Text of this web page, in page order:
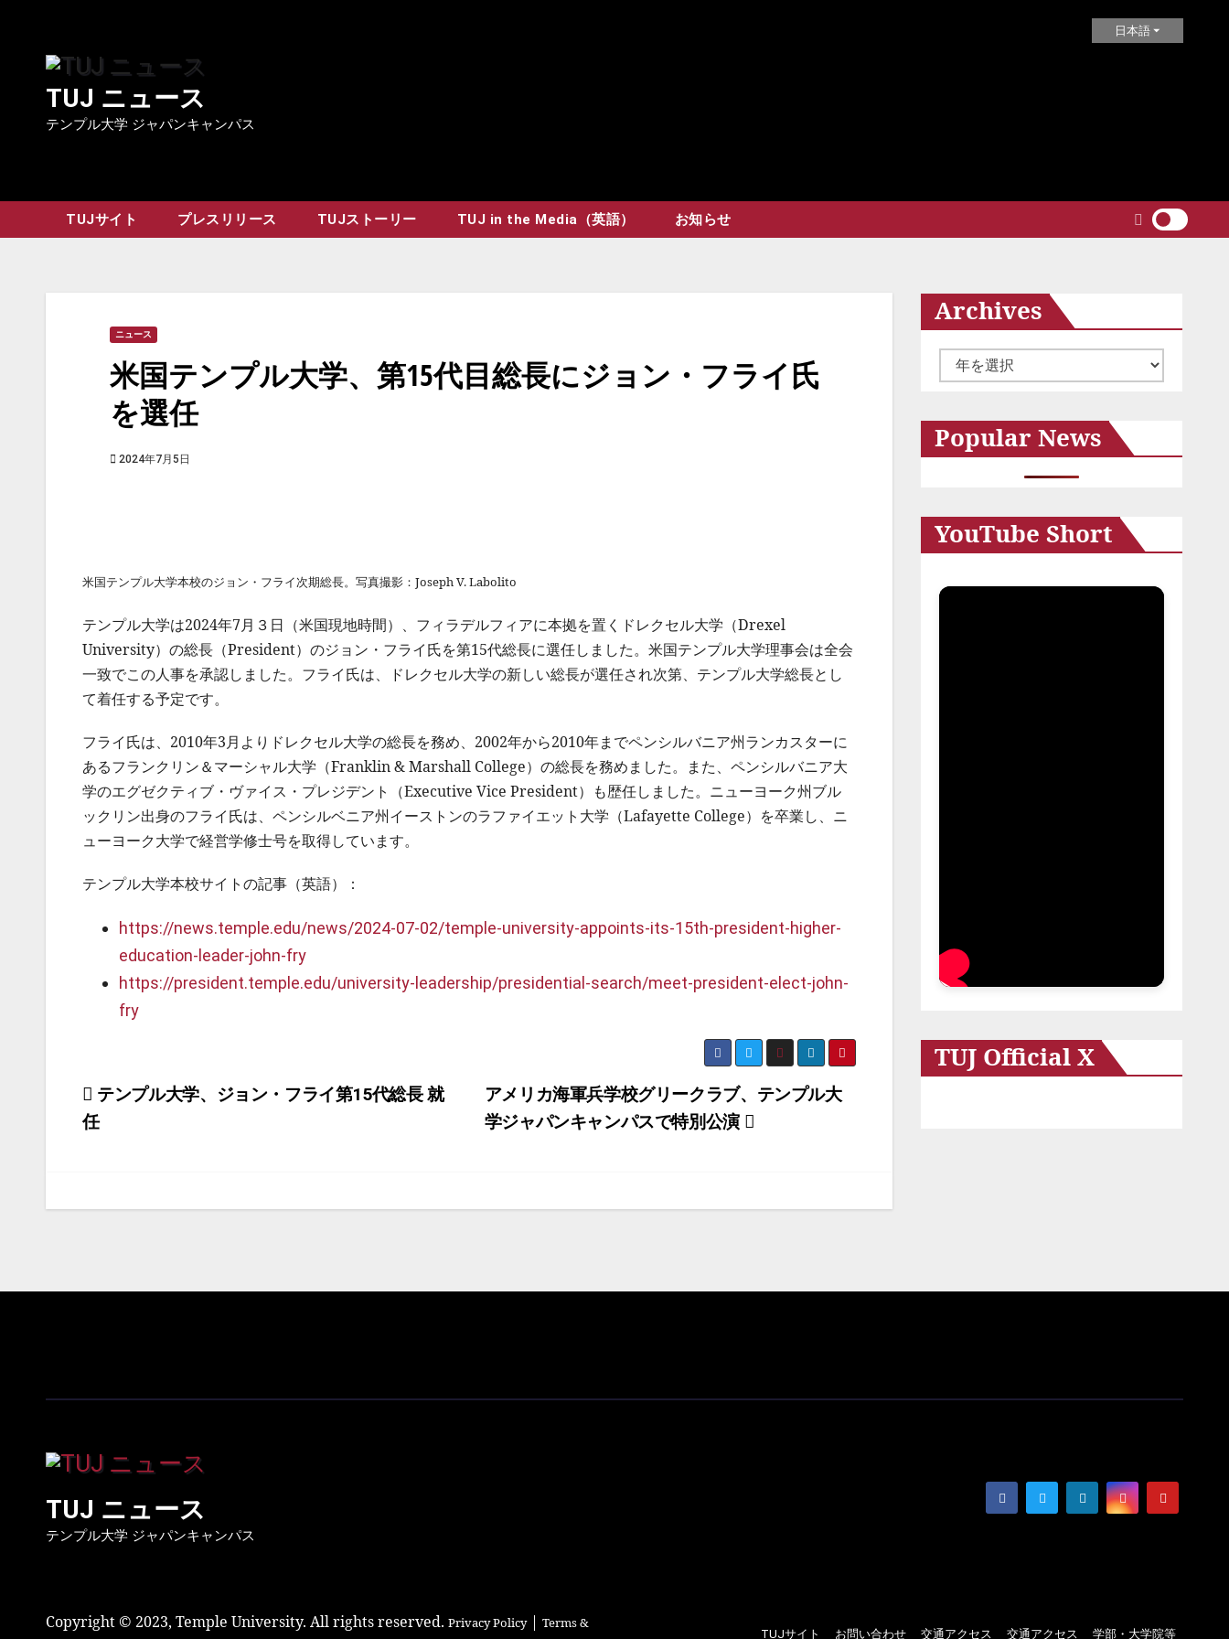
content
TUJ ニュース
テンプル大学 ジャパンキャンパス
日本語
TUJサイト プレスリリース TUJストーリー TUJ in the Media（英語） お知らせ
ニュース
米国テンプル大学、第15代目総長にジョン・フライ氏
を選任
2024年7月5日
米国テンプル大学本校のジョン・フライ次期総長。写真撮影：Joseph V. Labolito
テンプル大学は2024年7月３日（米国現地時間）、フィラデルフィアに本拠を置くドレクセル大学（Drexel
University）の総長（President）のジョン・フライ氏を第15代総長に選任しました。米国テンプル大学理事会は全会
一致でこの人事を承認しました。フライ氏は、ドレクセル大学の新しい総長が選任され次第、テンプル大学総長とし
て着任する予定です。
フライ氏は、2010年3月よりドレクセル大学の総長を務め、2002年から2010年までペンシルバニア州ランカスターに
あるフランクリン＆マーシャル大学（Franklin & Marshall College）の総長を務めました。また、ペンシルバニア大
学のエグゼクティブ・ヴァイス・プレジデント（Executive Vice President）も歴任しました。ニューヨーク州ブル
ックリン出身のフライ氏は、ペンシルベニア州イーストンのラファイエット大学（Lafayette College）を卒業し、ニ
ューヨーク大学で経営学修士号を取得しています。
テンプル大学本校サイトの記事（英語）：
https://news.temple.edu/news/2024-07-02/temple-university-appoints-its-15th-president-higher-
education-leader-john-fry
https://president.temple.edu/university-leadership/presidential-search/meet-president-elect-john-
fry
投
稿
シ
アメリカ海軍兵学校グリークラブ、テンプル大
学ジャパンキャンパスで特別公演
テンプル大学、ジョン・フライ第15代総長 就
任
Archives
ー
イ
ブ
Popular News
YouTube Short
TUJ Official X
TUJ ニュース
テンプル大学 ジャパンキャンパス
Copyright © 2023, Temple University. All rights reserved. Privacy Policy| Terms &
TUJサイト お問い合わせ 交通アクセス 交通アクセス 学部・大学院等